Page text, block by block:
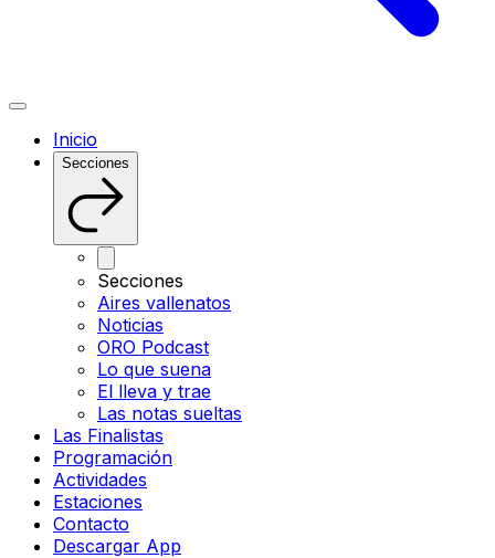
Inicio
Secciones
Secciones
Aires vallenatos
Noticias
ORO Podcast
Lo que suena
El lleva y trae
Las notas sueltas
Las Finalistas
Programación
Actividades
Estaciones
Contacto
Descargar App